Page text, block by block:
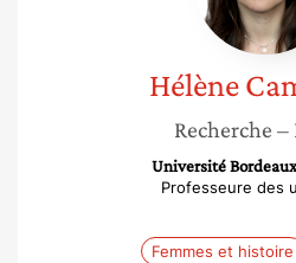
Hélène
Recherche –
Université
Professeure des
Femmes et histoire